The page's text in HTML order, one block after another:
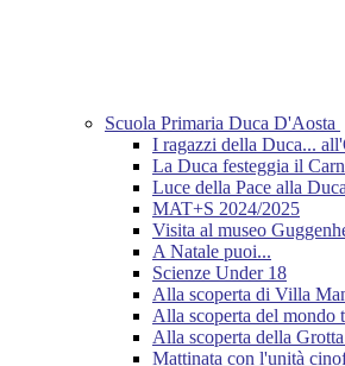
Scuola Primaria Duca D'Aosta
I ragazzi della Duca...
La Duca festeggia il
Luce della Pace alla Duca
MAT+S 2024/2025
Visita al museo
A Natale puoi...
Scienze Under 18
Alla scoperta di Villa
Alla scoperta del mondo
Alla scoperta della
Mattinata con l'unità